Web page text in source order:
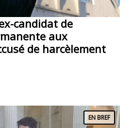
candidat de
aux
de harcèlement
EN BREF